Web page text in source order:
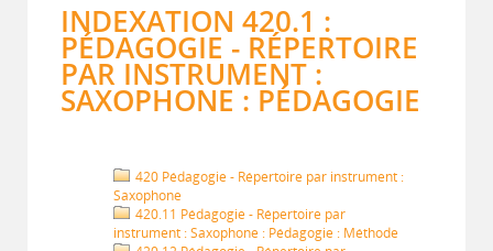
INDEXATION 420.1 :
PÉDAGOGIE - RÉPERTOIRE
PAR INSTRUMENT :
SAXOPHONE : PÉDAGOGIE
420 Pédagogie - Répertoire par instrument :
Saxophone
420.11 Pédagogie - Répertoire par
instrument : Saxophone : Pédagogie : Méthode